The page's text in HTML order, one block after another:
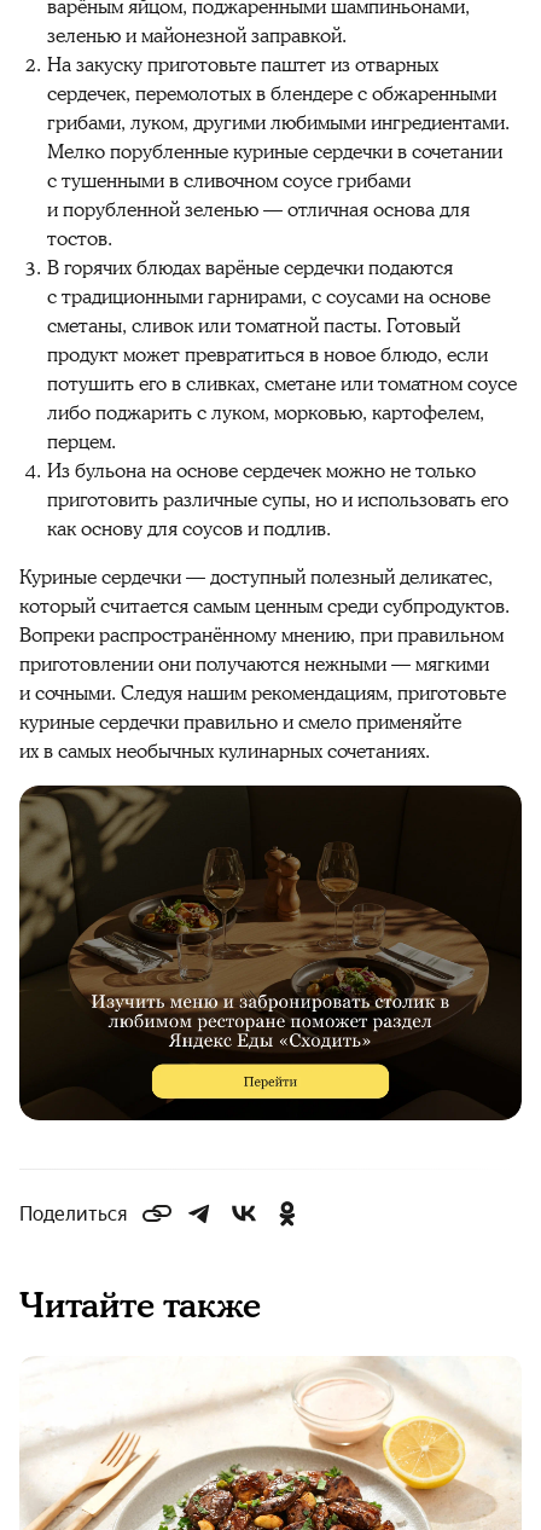
варёным яйцом, поджаренными шампиньонами,
зеленью и майонезной заправкой.
На закуску приготовьте паштет из отварных
сердечек, перемолотых в блендере с обжаренными
грибами, луком, другими любимыми ингредиентами.
Мелко порубленные куриные сердечки в сочетании
с тушенными в сливочном соусе грибами
и порубленной зеленью — отличная основа для
тостов.
В горячих блюдах варёные сердечки подаются
с традиционными гарнирами, с соусами на основе
сметаны, сливок или томатной пасты. Готовый
продукт может превратиться в новое блюдо, если
потушить его в сливках, сметане или томатном соусе
либо поджарить с луком, морковью, картофелем,
перцем.
Из бульона на основе сердечек можно не только
приготовить различные супы, но и использовать его
как основу для соусов и подлив.
Куриные сердечки — доступный полезный деликатес,
который считается самым ценным среди субпродуктов.
Вопреки распространённому мнению, при правильном
приготовлении они получаются нежными — мягкими
и сочными. Следуя нашим рекомендациям, приготовьте
куриные сердечки правильно и смело применяйте
их в самых необычных кулинарных сочетаниях.
Поделиться
Читайте также